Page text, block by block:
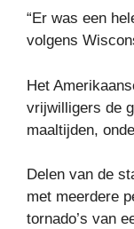
“Er was een
volgens
Het
vrijwilligers de
maaltijden,
Delen van de
met meerdere
tornado’s van